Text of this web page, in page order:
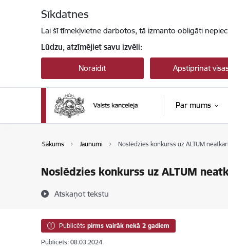
Sīkdatnes
Lai šī tīmekļvietne darbotos, tā izmanto obligāti
Lūdzu, atzīmējiet savu izvēli:
Noraidīt Apstiprināt
Par mums
Sākums Jaunumi Noslēdzies konkurss uz ALTUM
Noslēdzies konkurss uz ALTUM
Atskaņot tekstu
Publicēts pirms vairāk nekā 2 gadiem
Publicēts: 08.03.2024.